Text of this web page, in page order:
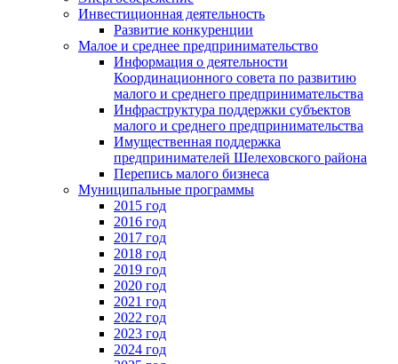
Инвестиционная деятельность
Развитие конкуренции
Малое и среднее предпринимательство
Информация о деятельности
Координационного совета по развитию
малого и среднего предпринимательства
Инфраструктура поддержки субъектов
малого и среднего предпринимательства
Имущественная поддержка
предпринимателей Шелеховского района
Перепись малого бизнеса
Муниципальные программы
2015 год
2016 год
2017 год
2018 год
2019 год
2020 год
2021 год
2022 год
2023 год
2024 год